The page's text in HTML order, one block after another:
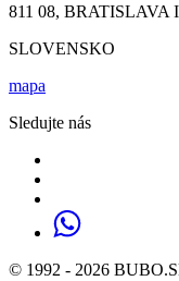
811 08, BRATISLAVA
SLOVENSKO
mapa
Sledujte nás
© 1992 - 2026